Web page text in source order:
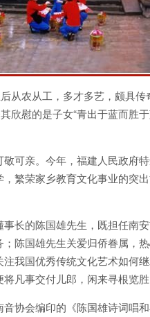
从农从工，多才多艺，颇具
欣慰的是子女“青出于蓝而胜
可亲。今年，福建人民政府
繁荣家乡教育文化事业的突
长的陈国雄先生，既担任南
陈国雄先生关爱归侨眷属，
我国优秀传统文化艺术如何
将凡事交付儿郎，闲来寻根
协会编印的《陈国雄诗词唱